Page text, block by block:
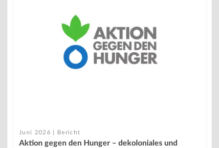
Juni 2026 | Bericht
Aktion gegen den Hunger – dekoloniales und